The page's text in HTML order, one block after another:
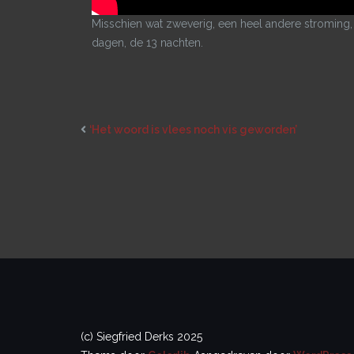
Misschien wat zweverig, een heel andere
dagen, de 13 nachten.
‘Het woord is vlees noch vis geworden’
(c) Siegfried Derks 2025